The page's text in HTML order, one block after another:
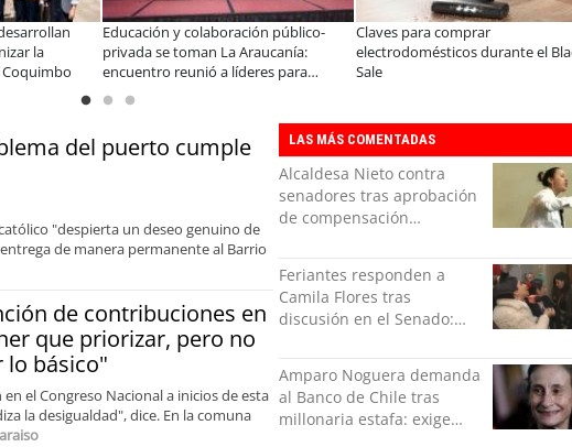
para comprar
durante el Black
A dos años de la Ley Karin:
especialistas afirman que el desafío es
consolidar un cambio cultural en las
Últimos días
Vecino
del puerto cumple
"despierta un deseo genuino de
de manera permanente al Barrio
de contribuciones en
que priorizar, pero no
lo básico"
el Congreso Nacional a inicios de esta
la desigualdad", dice. En la comuna
LAS MÁS COMENTADAS
Alcaldesa Nieto contra
senadores tras aprobación
de compensación
indolente"
Feriantes responden a
Camila Flores tras
discusión en el Senado:
orgullo”
Amparo Noguera demanda
al Banco de Chile tras
millonaria estafa: exige